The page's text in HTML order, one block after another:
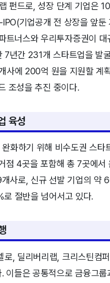
펀드로, 성장 단계 기업은
기업공개 전 상장을 앞둔
너스와 우리투자증권이
7년간 231개 스타트업을 발
에 200억 원을 지원할 계
조성을 추진 중이다.
육성
화하기 위해 비수도권 스타
점 4곳을 포함해 총 7곳에서
사로, 신규 선발 기업의 약
절반을 넘어서고 있다.
, 딜리버리랩, 크리스틴컴
들은 공통적으로 금융그